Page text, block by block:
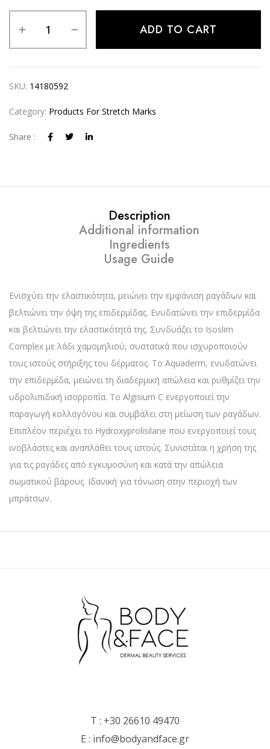
ADD TO CART
SKU: 14180592
Category: Products For Stretch Marks
Share :
Description
Additional information
Ingredients
Usage Guide
Ενισχύει την ελαστικότητα, μειώνει την εμφάνιση ραγάδων και
βελτιώνει την όψη της επιδερμίδας. Ενυδατώνει την επιδερμίδα
και βελτιώνει την ελαστικότητά της. Συνδυάζει το Isoslim
Complex με λάδι χαμομηλιού, συστατικά που ισχυροποιούν
τους ιστούς στήριξης του δέρματος. Το Aquaderm, ενυδατώνει
την επιδερμίδα, μειώνει τη διαδερμική απώλεια και ρυθμίζει την
υδρολιπιδική ισορροπία. Το Algisium C ενεργοποιεί την
παραγωγή κολλαγόνου και συμβάλει στη μείωση των ραγάδων.
Επιπλέον περιέχει το Hydroxyprolisilane που ενεργοποιεί τους
ινοβλάστες και αναπλάθει τους ιστούς. Συνιστάται η χρήση της
για τις ραγάδες από εγκυμοσύνη και κατά την απώλεια
σωματικού βάρους. Ιδανική για τόνωση στην περιοχή των
μπράτσων.
T : +30 26610 49470
E : info@bodyandface.gr